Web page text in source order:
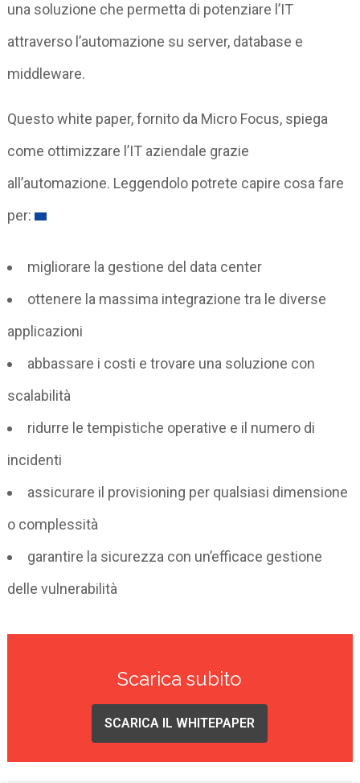
una soluzione che permetta di potenziare l’IT
attraverso l’automazione su server, database e
middleware.
Questo white paper, fornito da Micro Focus, spiega
come ottimizzare l’IT aziendale grazie
all’automazione. Leggendolo potrete capire cosa fare
per:
migliorare la gestione del data center
ottenere la massima integrazione tra le diverse
applicazioni
abbassare i costi e trovare una soluzione con
scalabilità
ridurre le tempistiche operative e il numero di
incidenti
assicurare il provisioning per qualsiasi dimensione
o complessità
garantire la sicurezza con un’efficace gestione
delle vulnerabilità
Scarica subito
SCARICA IL WHITEPAPER